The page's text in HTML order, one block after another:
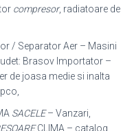
compresor, radiatoare de
/ Separator Aer – Masini
Brasov Importator –
de joasa medie si inalta
SACELE– Vanzari,
CLIMA – catalog